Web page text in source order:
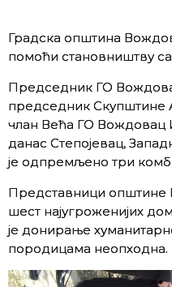
Градска општина
помоћи становништву
Председник ГО
председник
члан Већа ГО Вождовац
данас Степојевац,
је одпремљено три
Представници општине
шест најугроженијих
је донирање
породицама неопходна.